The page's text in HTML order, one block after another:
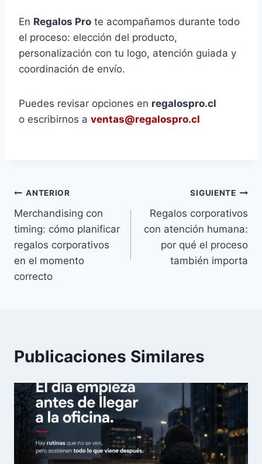
En Regalos Pro te acompañamos durante todo
el proceso: elección del producto,
personalización con tu logo, atención guiada y
coordinación de envío.
Puedes revisar opciones en regalospro.cl
o escribirnos a ventas@regalospro.cl
ANTERIOR
Merchandising con
timing: cómo planificar
regalos corporativos
en el momento
correcto
SIGUIENTE
Regalos corporativos
con atención humana:
por qué el proceso
también importa
Publicaciones Similares